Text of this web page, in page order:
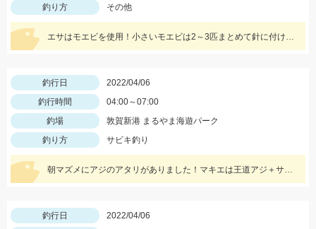
釣り方
その他
エサはモエビを使用！小さいモエビは2～3匹まとめて針に付けるのがオススメ！
釣行日
2022/04/06
釣行時間
04:00～07:00
釣場
敦賀新港 まるやま海遊パーク
釣り方
サビキ釣り
朝マズメにアジのアタリがありました！マキエは王道アジ＋サビキ三昧がオススメ！！
釣行日
2022/04/06